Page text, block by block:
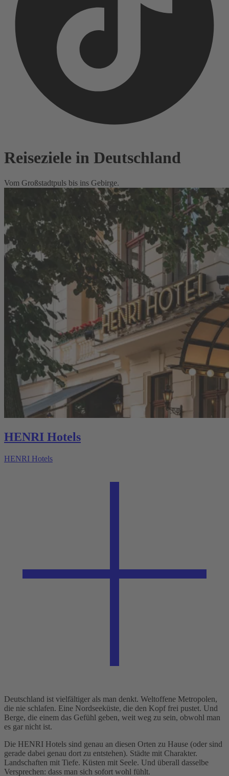
Reiseziele in Deutschland
Vom Großstadtpuls bis ins Gebirge.
HENRI Hotels
HENRI Hotels
Deutschland ist vielfältiger als man denkt. Weltoffene Metropolen,
die nie schlafen. Eine Nordseeküste, die den Kopf frei pustet. Und
Berge, die einem das Gefühl geben, weit weg zu sein, obwohl man
es gar nicht ist.
Die HENRI Hotels sind genau an diesen Orten zu Hause (oder sind
gerade dabei genau dort zu entstehen). Städte mit Charakter.
Landschaften mit Tiefe. Küsten mit Seele. Und überall dasselbe
Versprechen: dass man sich sofort wohl fühlt.